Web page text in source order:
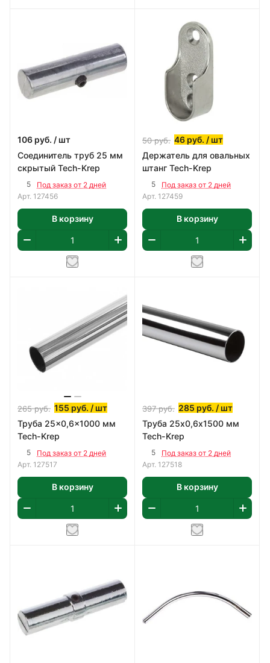
106 руб. / шт
Соединитель труб 25 мм
скрытый Tech-Krep
5
Под заказ от 2 дней
Арт. 127456
В корзину
50руб. 46 руб. / шт
Держатель для овальных
штанг Tech-Krep
5
Под заказ от 2 дней
Арт. 127459
В корзину
265руб. 155 руб. / шт
Труба 25x0,6x1000 мм
Tech-Krep
5
Под заказ от 2 дней
Арт. 127517
В корзину
397руб. 285 руб. / шт
Труба 25х0,6x1500 мм
Tech-Krep
5
Под заказ от 2 дней
Арт. 127518
В корзину